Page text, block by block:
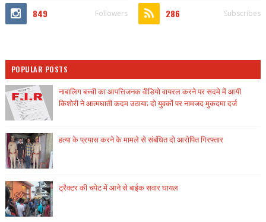
849 Followers 286 Subscribes
POPULAR POSTS
नाबालिग बच्ची का आपत्तिजनक वीडियो वायरल करने पर सदमे में आयी
किशोरी ने आत्मघाती कदम उठाया; दो युवकों पर नामजद मुकदमा दर्ज
हत्या के प्रयास करने के मामले से संबंधित दो आरोपित गिरफ्तार
ट्रैक्टर की चपेट में आने से बाईक सवार घायल